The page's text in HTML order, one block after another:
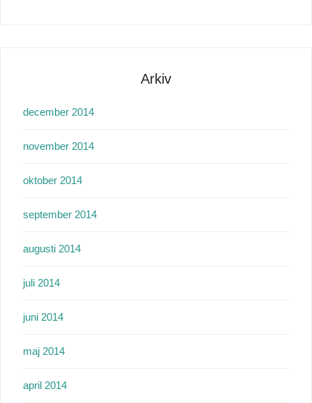
Arkiv
december 2014
november 2014
oktober 2014
september 2014
augusti 2014
juli 2014
juni 2014
maj 2014
april 2014